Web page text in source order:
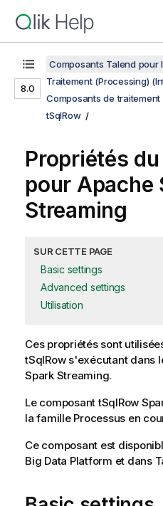
8.0
Composants Talend pour
Traitement (Processing)
Composants de
tSqlRow
Propriétés
pour Apache
Streaming
SUR CETTE PAGE
Basic settings
Advanced settings
Utilisation
Ces propriétés sont
tSqlRows'exécutant dans
Spark Streaming.
Le composanttSqlRow
la famille Processus en
Ce composant est
Big Data Platform et dans